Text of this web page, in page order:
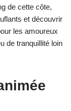
de cette côte,
et découvrir
les amoureux
de tranquillité loin